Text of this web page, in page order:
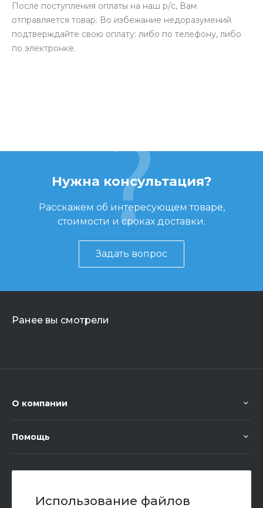
Использование файлов
После поступления оплаты на наш р/с, Вам
отправляется товар. Во избежание недоразумений
подтверждайте свою оплату: либо по телефону, либо
по электронке.
Нужна консультация?
Расскажем об интересующем товаре,
стоимости и сроках доставки.
Задать вопрос
Ранее вы смотрели
О компании
Помощь